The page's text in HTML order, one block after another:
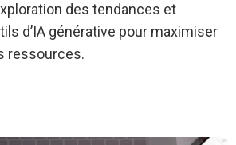
des tendances et
d’IA générative pour maximiser
ressources.